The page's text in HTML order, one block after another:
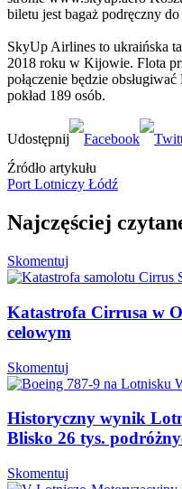
biletu jest bagaż podręczny
SkyUp Airlines to ukraińska
2018 roku w Kijowie. Flota
połączenie będzie
pokład 189 osób.
Źródło artykułu
Port Lotniczy Łódź
Najczęściej
Skomentuj
Katastrofa Cirrusa w
celowym
Skomentuj
Historyczny wynik
Blisko 26 tys.
Skomentuj